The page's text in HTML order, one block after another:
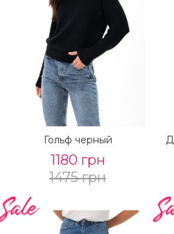
Гольф черный
1180 грн
1475 грн